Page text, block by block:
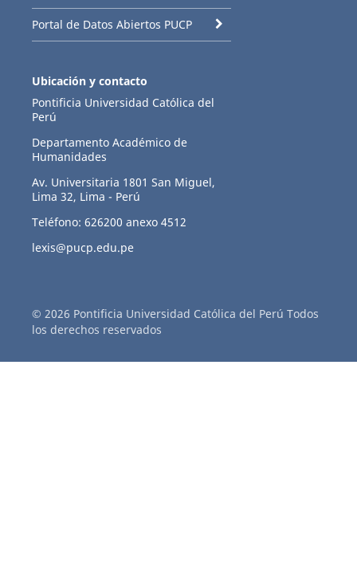
Portal de Datos Abiertos PUCP
Ubicación y contacto
Pontificia Universidad Católica del
Perú
Departamento Académico de
Humanidades
Av. Universitaria 1801 San Miguel,
Lima 32, Lima - Perú
Teléfono: 626200 anexo 4512
lexis@pucp.edu.pe
© 2026 Pontificia Universidad Católica del Perú Todos
los derechos reservados